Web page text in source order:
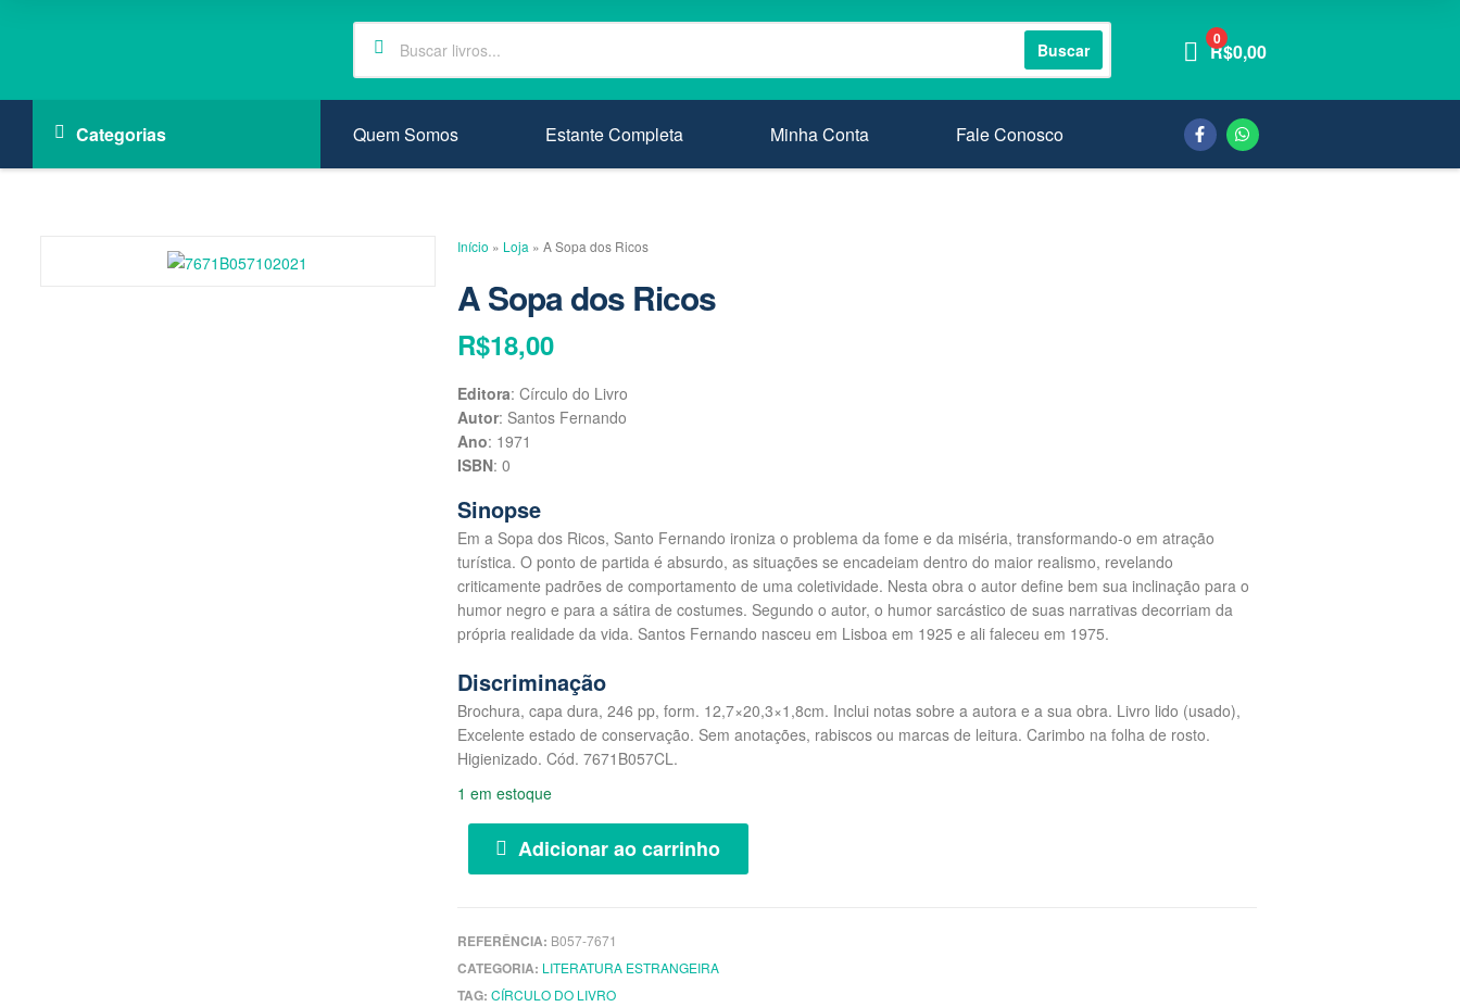
Buscar
0
R$0,00
Categorias Quem Somos Estante Completa Minha Conta Fale Conosco
Início » Loja » A Sopa dos Ricos
A Sopa dos Ricos
R$18,00
Editora: Círculo do Livro
Autor: Santos Fernando
Ano: 1971
ISBN: 0
Sinopse
Em a Sopa dos Ricos, Santo Fernando ironiza o problema da fome e da miséria, transformando-o em atração
turística. O ponto de partida é absurdo, as situações se encadeiam dentro do maior realismo, revelando
criticamente padrões de comportamento de uma coletividade. Nesta obra o autor define bem sua inclinação para o
humor negro e para a sátira de costumes. Segundo o autor, o humor sarcástico de suas narrativas decorriam da
própria realidade da vida. Santos Fernando nasceu em Lisboa em 1925 e ali faleceu em 1975.
Discriminação
Brochura, capa dura, 246 pp, form. 12,7×20,3×1,8cm. Inclui notas sobre a autora e a sua obra. Livro lido (usado),
Excelente estado de conservação. Sem anotações, rabiscos ou marcas de leitura. Carimbo na folha de rosto.
Higienizado. Cód. 7671B057CL.
1 em estoque
Adicionar ao carrinho
REFERÊNCIA: B057-7671
CATEGORIA: LITERATURA ESTRANGEIRA
TAG: CÍRCULO DO LIVRO